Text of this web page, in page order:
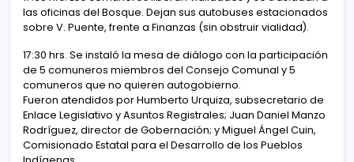
las oficinas del Bosque. Dejan sus autobuses estacionados
sobre V. Puente, frente a Finanzas (sin obstruir vialidad).
17:30 hrs. Se instaló la mesa de diálogo con la participación
de 5 comuneros miembros del Consejo Comunal y 5
comuneros que no quieren autogobierno.
Fueron atendidos por Humberto Urquiza, subsecretario de
Enlace Legislativo y Asuntos Registrales; Juan Daniel Manzo
Rodríguez, director de Gobernación; y Miguel Ángel Cuin,
Comisionado Estatal para el Desarrollo de los Pueblos